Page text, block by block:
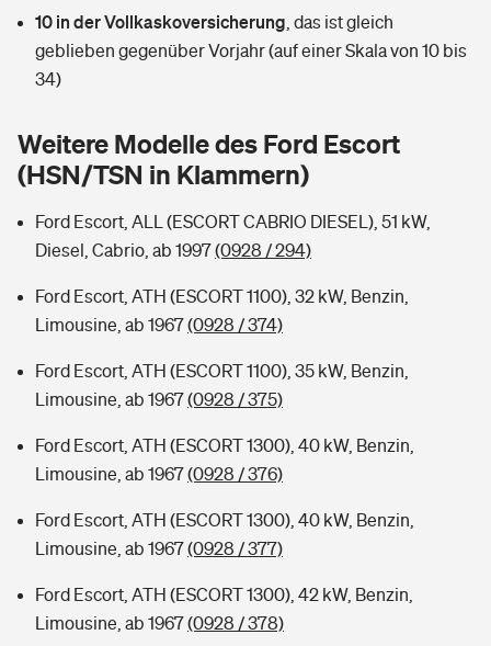
Tools
Hochwasser-Check: Wie gefährdet ist Ihr Haus?
Sie haben Fragen?
Handyversicherung
Private Cyberversicherung
Zur Übersicht
Kinderunfall-Check: Mehr Sicherheit für deine Kids
Typklassen: So ist Ihr Auto eingestuft
Sie haben Fragen?
Wer versichert was: Jetzt Versicherer finden
Rentenrechner: Wie viel Geld bekomme ich im Alter?
10 in der Vollkaskoversicherung das ist gleich
geblieben gegenüber Vorjahr (auf einer Skala von 10 bis
34)
Weitere Modelle des Ford Escort
(HSN/TSN in Klammern)
Ford Escort, ALL (ESCORT CABRIO DIESEL), 51 kW,
Diesel, Cabrio, ab 1997(0928 / 294)
Ford Escort, ATH (ESCORT 1100), 32 kW, Benzin,
Limousine, ab 1967(0928 / 374)
Ford Escort, ATH (ESCORT 1100), 35 kW, Benzin,
Limousine, ab 1967(0928 / 375)
Ford Escort, ATH (ESCORT 1300), 40 kW, Benzin,
Limousine, ab 1967(0928 / 376)
Ford Escort, ATH (ESCORT 1300), 40 kW, Benzin,
Limousine, ab 1967(0928 / 377)
Ford Escort, ATH (ESCORT 1300), 42 kW, Benzin,
Limousine, ab 1967(0928 / 378)